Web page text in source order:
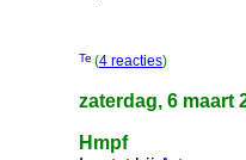
(4 reacties)
zaterdag, 6 maart
Hmpf